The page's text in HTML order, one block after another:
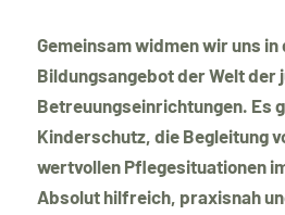
Gemeinsam widmen wir uns in
Bildungsangebot der Welt der
Betreuungseinrichtungen. Es
Kinderschutz, die Begleitung
wertvollen Pflegesituationen
Absolut hilfreich, praxisnah